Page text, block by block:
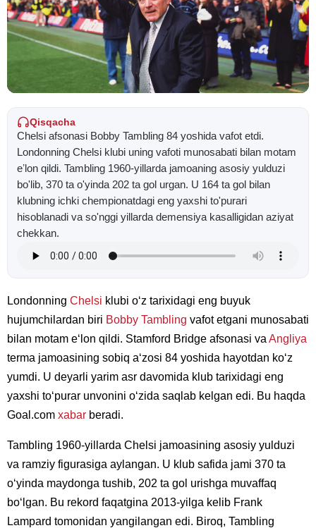
Qisqacha
Chelsi afsonasi Bobby Tambling 84 yoshida vafot etdi.
Londonning Chelsi klubi uning vafoti munosabati bilan motam
eʼlon qildi. Tambling 1960-yillarda jamoaning asosiy yulduzi
bo'lib, 370 ta o'yinda 202 ta gol urgan. U 164 ta gol bilan
klubning ichki chempionatdagi eng yaxshi to'purari
hisoblanadi va so'nggi yillarda demensiya kasalligidan aziyat
chekkan.
Londonning Chelsi klubi oʻz tarixidagi eng buyuk
hujumchilardan biri Bobby Tambling vafot etgani munosabati
bilan motam eʻlon qildi. Stamford Bridge afsonasi va Angliya
terma jamoasining sobiq aʻzosi 84 yoshida hayotdan koʻz
yumdi. U deyarli yarim asr davomida klub tarixidagi eng
yaxshi toʻpurar unvonini oʻzida saqlab kelgan edi. Bu haqda
Goal.com xabar beradi.
Tambling 1960-yillarda Chelsi jamoasining asosiy yulduzi
va ramziy figurasiga aylangan. U klub safida jami 370 ta
oʻyinda maydonga tushib, 202 ta gol urishga muvaffaq
boʻlgan. Bu rekord faqatgina 2013-yilga kelib Frank
Lampard tomonidan yangilangan edi. Biroq, Tambling